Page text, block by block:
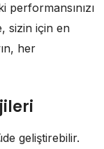
sizin için en
her
geliştirebilir.